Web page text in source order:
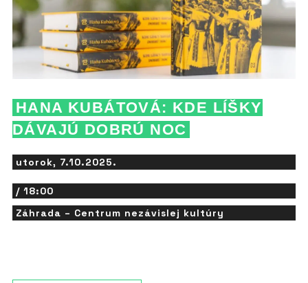
HANA KUBÁTOVÁ: KDE LÍŠKY
DÁVAJÚ DOBRÚ NOC
utorok, 7.10.2025.
/ 18:00
Záhrada – Centrum nezávislej kultúry